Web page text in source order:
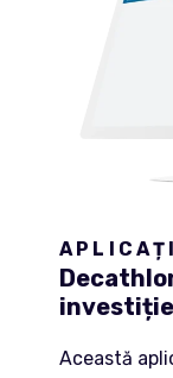
investiție
Această